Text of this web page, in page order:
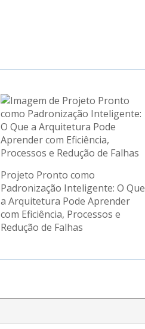
Projeto Pronto como
Padronização Inteligente: O Que
a Arquitetura Pode Aprender
com Eficiência, Processos e
Redução de Falhas